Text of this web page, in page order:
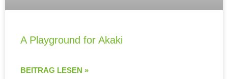
A Playground for Akaki
BEITRAG LESEN »